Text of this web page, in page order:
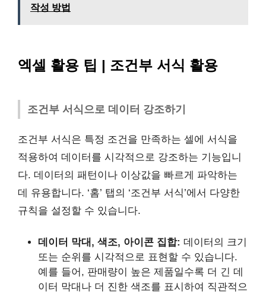
작성 방법
엑셀 활용 팁 | 조건부 서식 활용
조건부 서식으로 데이터 강조하기
조건부 서식은 특정 조건을 만족하는 셀에 서식을
적용하여 데이터를 시각적으로 강조하는 기능입니
다. 데이터의 패턴이나 이상값을 빠르게 파악하는
데 유용합니다. ‘홈’ 탭의 ‘조건부 서식’에서 다양한
규칙을 설정할 수 있습니다.
데이터 막대, 색조, 아이콘 집합: 데이터의 크기
또는 순위를 시각적으로 표현할 수 있습니다.
예를 들어, 판매량이 높은 제품일수록 더 긴 데
이터 막대나 더 진한 색조를 표시하여 직관적으